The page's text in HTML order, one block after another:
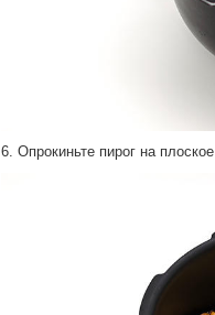
6. Опрокиньте пирог на